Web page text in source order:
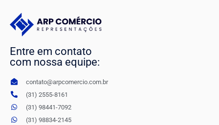
Entre em contato
com nossa equipe:
contato@arpcomercio.com.br
(31) 2555-8161
(31) 98441-7092
(31) 98834-2145